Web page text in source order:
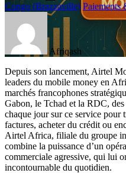
Congo (Brazzaville)
Afriqash
Depuis son lancement, Airtel
leaders du mobile money en
marchés francophones
Gabon, le Tchad et la RDC,
chaque jour sur ce service pour
factures, acheter du crédit ou
Airtel Africa, filiale du groupe
combine la puissance d’un
commerciale agressive, qui lui
incontournable du quotidien.